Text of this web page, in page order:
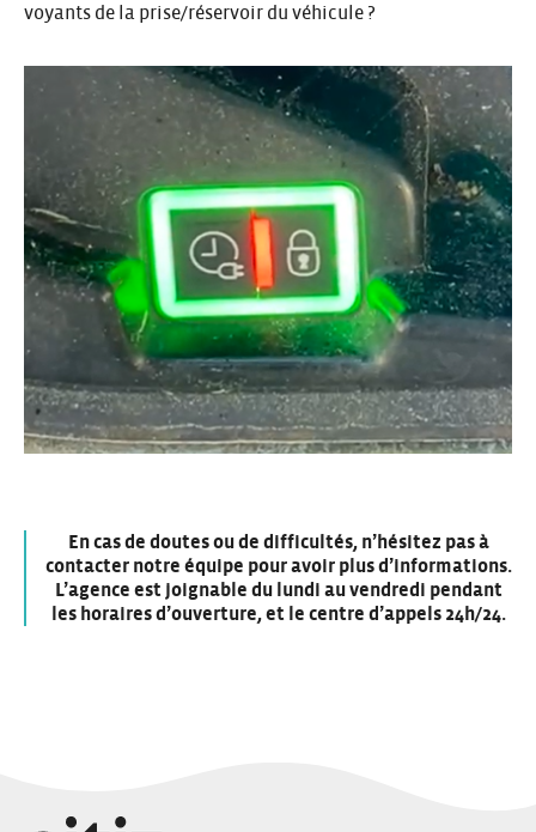
voyants de la prise/réservoir du véhicule ?
En cas de doutes ou de difficultés, n’hésitez pas à
contacter notre équipe pour avoir plus d’informations.
L’agence est joignable du lundi au vendredi pendant
les horaires d’ouverture, et le centre d’appels 24h/24.